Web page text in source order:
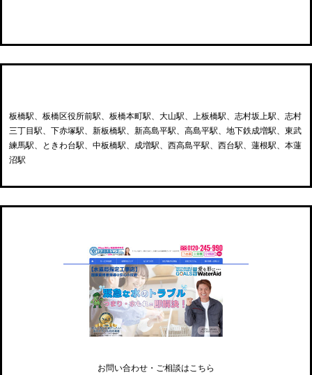
板橋駅、板橋区役所前駅、板橋本町駅、大山駅、上板橋駅、志村坂上駅、志村
三丁目駅、下赤塚駅、新板橋駅、新高島平駅、高島平駅、地下鉄成増駅、東武
練馬駅、ときわ台駅、中板橋駅、成増駅、西高島平駅、西台駅、蓮根駅、本蓮
沼駅
お問い合わせ・ご相談はこちら